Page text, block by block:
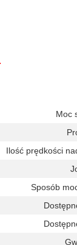
Moc
Ilość prędkości
Sposób